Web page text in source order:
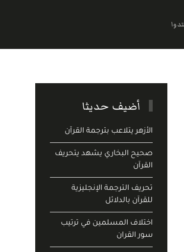
أضيف حديثا
الأزهر يتلاعب بترجمة القرآن
صحيح البخاري يشهد يتحريف
القرآن
تحريف الترجمة الإنجليزية
للقرآن بالدلائل
اختلاف المسلمين في ترتيب
سور القران